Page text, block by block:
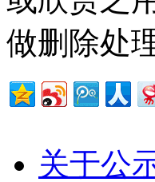
做删除处
关于公